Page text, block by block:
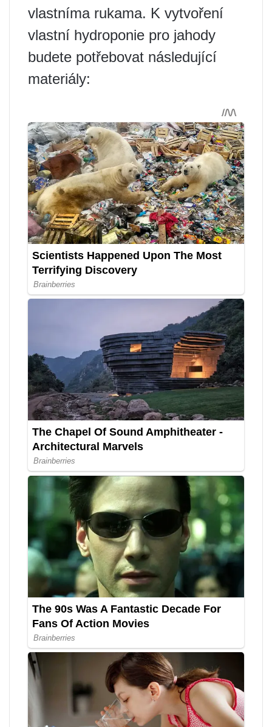
vlastníma rukama. K vytvoření
vlastní hydroponie pro jahody
budete potřebovat následující
materiály: